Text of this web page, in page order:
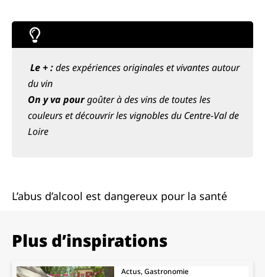
Le + :des expériences originales et vivantes autour
du vin
On y va pourgoûter à des vins de toutes les
couleurs et découvrir les vignobles du Centre-Val de
Loire
L’abus d’alcool est dangereux pour la santé
Plus d’inspirations
Actus, Gastronomie